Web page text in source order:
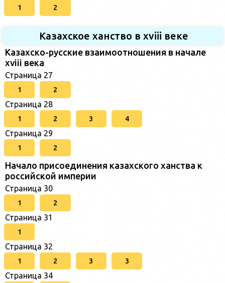
1 2
Казахское ханство в хviii веке
Казахско-русские взаимоотношения в начале
xviii века
Страница 27
1 2
Страница 28
1 2 3 4
Страница 29
1 2
Начало присоединения казахского ханства к
российской империи
Страница 30
1 2
Страница 31
1
Страница 32
1 2 3 3
Страница 34